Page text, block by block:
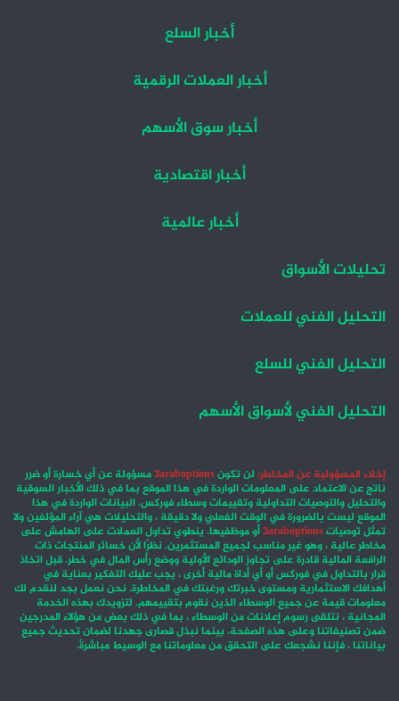
أخبار السلع
أخبار العملات الرقمية
أخبار سوق الأسهم
أخبار اقتصادية
أخبار عالمية
تحليلات الأسواق
التحليل الفني للعملات
التحليل الفني للسلع
التحليل الفني لأسواق الأسهم
إخلاء المسؤولية عن المخاطر: لن تكون3araboptionsمسؤولة عن أي خسارة أو ضرر
ناتج عن الاعتماد على المعلومات الواردة في هذا الموقع بما في ذلك الأخبار السوقية
والتحليل والتوصيات التداولية وتقييمات وسطاء فوركس. البيانات الواردة في هذا
الموقع ليست بالضرورة في الوقت الفعلي ولا دقيقة ، والتحليلات هي آراء المؤلفين ولا
تمثل توصيات3araboptionsأو موظفيها. ينطوي تداول العملات على الهامش على
مخاطر عالية ، وهو غير مناسب لجميع المستثمرين. نظرًا لأن خسائر المنتجات ذات
الرافعة المالية قادرة على تجاوز الودائع الأولية ووضع رأس المال في خطر. قبل اتخاذ
قرار بالتداول في فوركس أو أي أداة مالية أخرى ، يجب عليك التفكير بعناية في
أهدافك الاستثمارية ومستوى خبرتك ورغبتك في المخاطرة. نحن نعمل بجد لنقدم لك
معلومات قيمة عن جميع الوسطاء الذين نقوم بتقييمهم. لتزويدك بهذه الخدمة
المجانية ، نتلقى رسوم إعلانات من الوسطاء ، بما في ذلك بعض من هؤلاء المدرجين
ضمن تصنيفاتنا وعلى هذه الصفحة. بينما نبذل قصارى جهدنا لضمان تحديث جميع
بياناتنا ، فإننا نشجعك على التحقق من معلوماتنا مع الوسيط مباشرةً.